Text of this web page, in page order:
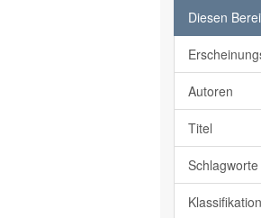
Diesen
Autoren
Titel
Schlagworte